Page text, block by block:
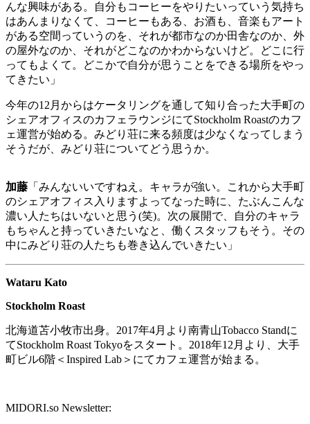
んな興味がある。自分もコーヒーをやりたいっていう気持ち
はあんまりなくて、コーヒーもある、お酒も、音楽もアート
がある空間っていうのを、それが都市なのか田舎なのか、外
の屋外なのか、それがどこなのかわからないけど。どこに行
ってもよくて。どこかで自分が思うことをできる場所をやっ
てきたい」
今年の12 月からはケータリングを通して知り合った大手町の
シェアオフィスのカフェラウンジにてStockholm Roastのカフ
ェ運営が始める。みどり荘に来る頻度は少なくなってしまう
そうだが、みどり荘についてどう思うか。
加藤 「みんないいですねえ。キャラが強い。これから大手町
のシェアオフィス入りますよってなった時に、たぶんこんな
濃い人たちはいないと思う (笑)。次の展開で、自分のキャラ
もちゃんと持っていきたいなと、働くスタッフもそう。その
中にみどり荘の人たちも巻き込んでいきたい」
Wataru Kato
Stockholm Roast
北海道苫小牧市出身。 2017年4月より南青山Tobacco Standに
てStockholm Roast Tokyoをスタート。 2018年12 月より、大手
町ビル6階＜ Inspired Lab ＞にてカフェ運営が始まる。
MIDORI.so Newsletter: